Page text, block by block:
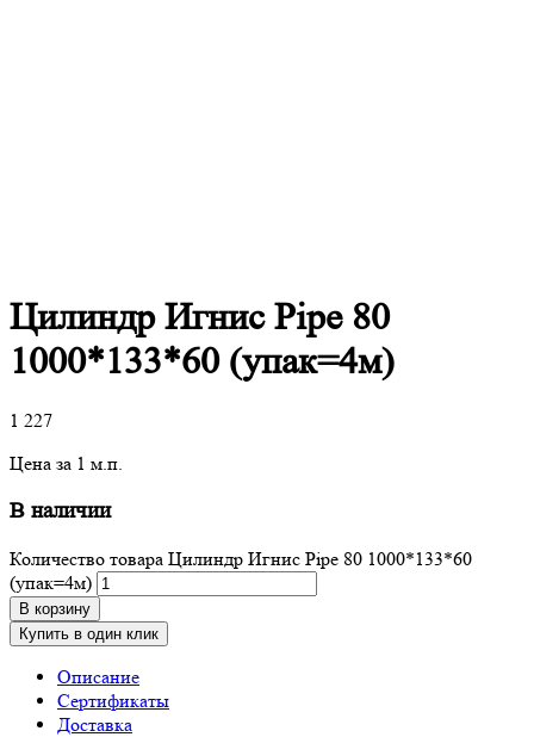
Цилиндр Игнис Pipe 80
1000*133*60 (упак=4м)
1 227
Цена за 1 м.п.
В наличии
Количество товара Цилиндр Игнис Pipe 80 1000*133*60
(упак=4м)
В корзину
Купить в один клик
Описание
Сертификаты
Доставка